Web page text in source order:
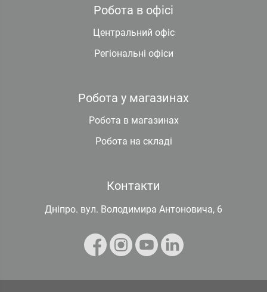
Робота в офісі
Центральний офіс
Регіональні офіси
Робота у магазинах
Робота в магазинах
Робота на складі
Контакти
Дніпро. вул. Володимира Антоновича, 6